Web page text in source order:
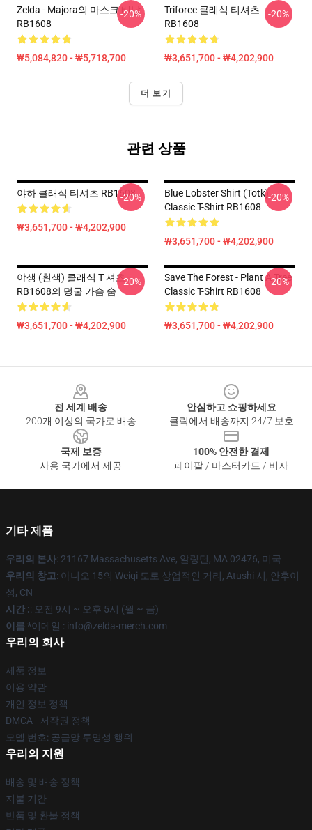
Zelda - Majora의 마스크 배낭
RB1608
₩5,084,820 - ₩5,718,700
-20%
Triforce 클래식 티셔츠
RB1608
₩3,651,700 - ₩4,202,900
-20%
더 보기
관련 상품
야하 클래식 티셔츠 RB1608
₩3,651,700 - ₩4,202,900
-20%
Blue Lobster Shirt (Totk)
Classic T-Shirt RB1608
₩3,651,700 - ₩4,202,900
-20%
야생 (흰색) 클래식 T 셔츠
RB1608의 덩굴 가슴 숨
₩3,651,700 - ₩4,202,900
-20%
Save The Forest - Plant A Tree
Classic T-Shirt RB1608
₩3,651,700 - ₩4,202,900
-20%
전 세계 배송
200개 이상의 국가로 배송
안심하고 쇼핑하세요
클릭에서 배송까지 24/7 보호
국제 보증
사용 국가에서 제공
100% 안전한 결제
페이팔 / 마스터카드 / 비자
기타 제품
우리의 본사: 21167 Massachusetts Ave, 알링턴, MA 02476, 미국
우리의 창고: 아니오 15의 Weiqi 도로 상업적인 거리, Atushi 시, 안후이
성, CN
시간 :: 오전 9시 ~ 오후 5시 (월 ~ 금)
이름 *이메일 : info@zelda-merch.com
우리의 회사
제품 정보
이용 약관
개인 정보 정책
DMCA - 저작권 정책
모델 번호: 공급망 투명성 행위
우리의 지원
배송 및 배송 정책
지불 기간
반품 및 환불 정책